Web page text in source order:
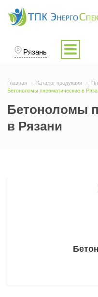
Рязань
Главная Каталог продукции
Бетоноломы пневматические в
Бетоноломы
в Рязани